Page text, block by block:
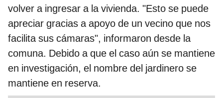
volver a ingresar a la vivienda. "Esto se puede
apreciar gracias a apoyo de un vecino que nos
facilita sus cámaras", informaron desde la
comuna. Debido a que el caso aún se mantiene
en investigación, el nombre del jardinero se
mantiene en reserva.